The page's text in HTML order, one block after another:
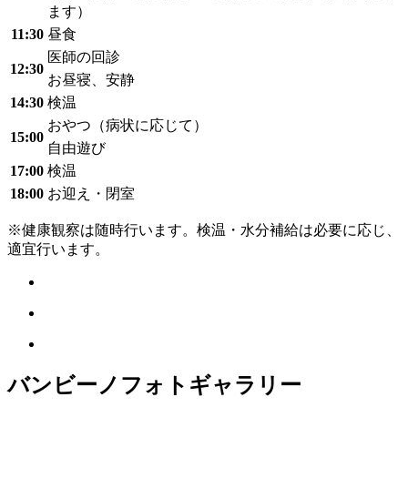
ます）
11:30 昼食
12:30
医師の回診
お昼寝、安静
14:30 検温
15:00
おやつ（病状に応じて）
自由遊び
17:00 検温
18:00 お迎え・閉室
※健康観察は随時行います。検温・水分補給は必要に応じ、
適宜行います。
バンビーノフォトギャラリー